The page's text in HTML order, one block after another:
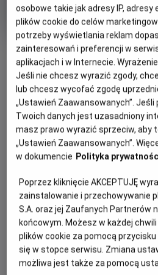
Oryginalny
tytuł
Miasto Nocą -
Gatunek
Thriller
Czas
trwania
123 min
Kraj
i
rok
PREMIERA
31 marca 2023
REŻYSERIA
Paweł Lewandowski Paweł
OBSADA
Marcin Laskowski, Zdzisław Dolata,
WIĘCEJ
WYBIERZ SWOJE KINO
ABY ZOBACZYĆ GODZINY
Helios
Białystok-
Helios Alfa
Białystok-
Helios Biała
Białystok-
Helios Jurowiecka
Bielsko-Biała-
Helios
Bydgoszcz-
Helios
Dąbrowa Górnicza-
Helios
Gdańsk-
Helios Forum
Gdańsk-
Helios Metropolia
osobowe takie jak adresy IP,
plików cookie do celów
potrzeby wyświetlania reklam
zainteresowań i preferencji w
aplikacjach i w Internecie.
Jeśli nie chcesz wyrazić zgody,
lub chcesz wycofać zgodę
„Ustawień Zaawansowanych”.
Twoich danych jest uzasadniony
masz prawo wyrazić sprzeciw, aby
„Ustawień Zaawansowanych”.
w dokumencie Polityka
Poprzez kliknięcie AKCEPTUJĘ
zainstalowanie i przechowywanie
S.A. oraz jej Zaufanych Partnerów
końcowym. Możesz w każdej
plików cookie za pomocą przycisku
się w stopce serwisu. Zmiana
możliwa jest także za pomocą